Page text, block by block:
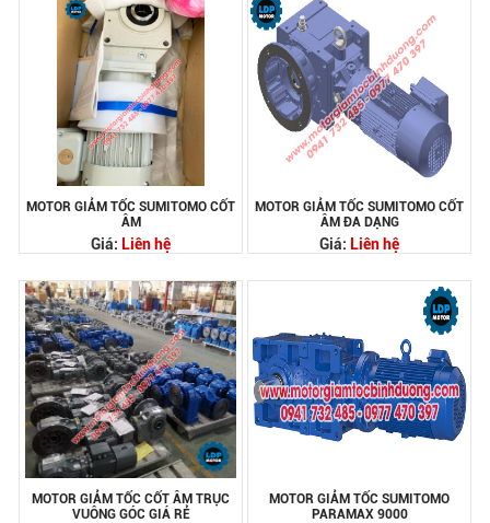
MOTOR GIẢM TỐC SUMITOMO CỐT
ÂM
Giá: Liên hệ
MOTOR GIẢM TỐC SUMITOMO CỐT
ÂM ĐA DẠNG
Giá: Liên hệ
MOTOR GIẢM TỐC CỐT ÂM TRỤC
VUÔNG GÓC GIÁ RẺ
MOTOR GIẢM TỐC SUMITOMO
PARAMAX 9000